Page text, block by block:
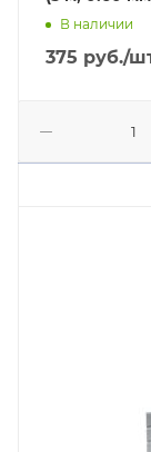
В наличии
375 руб./